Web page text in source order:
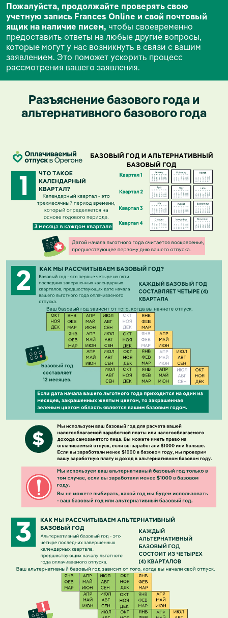
Пожалуйста, продолжайте проверять свою
учетную запись Frances Online и свой почтовый
ящик на наличие писем, чтобы своевременно
предоставить ответы на любые другие вопросы,
которые могут у нас возникнуть в связи с вашим
заявлением. Это поможет ускорить процесс
рассмотрения вашего заявления.
Разъяснение базового года и
альтернативного базового года